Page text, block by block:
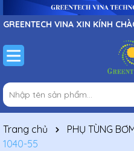
GREENTECH VINA XIN KÍNH
Trang chủ PHỤ TÙNG
1040-55